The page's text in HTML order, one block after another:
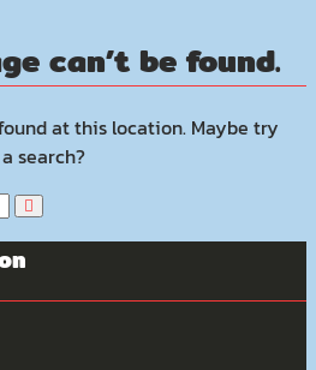
can’t be found.
at this location. Maybe try
search?